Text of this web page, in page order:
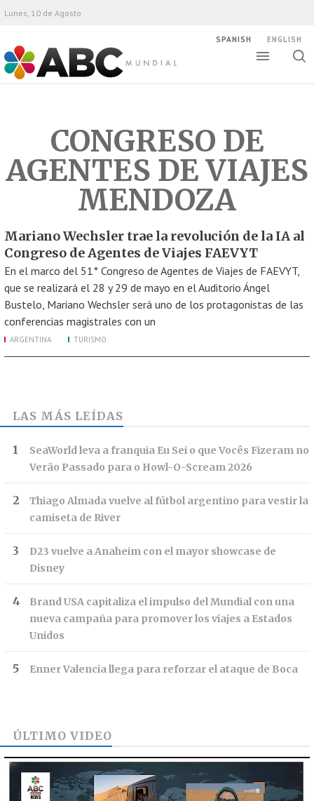
ABC Mundial
Lunes, 10 de Agosto
SPANISH ENGLISH
CONGRESO DE
AGENTES DE VIAJES
MENDOZA
Mariano Wechsler trae la revolución de la IA al
Congreso de Agentes de Viajes FAEVYT
En el marco del 51° Congreso de Agentes de Viajes de FAEVYT,
que se realizará el 28 y 29 de mayo en el Auditorio Ángel
Bustelo, Mariano Wechsler será uno de los protagonistas de las
conferencias magistrales con un
ARGENTINA TURISMO
LAS MÁS LEÍDAS
SeaWorld leva a franquia Eu Sei o que Vocês Fizeram no
Verão Passado para o Howl-O-Scream 2026
Thiago Almada vuelve al fútbol argentino para vestir la
camiseta de River
D23 vuelve a Anaheim con el mayor showcase de
Disney
Brand USA capitaliza el impulso del Mundial con una
nueva campaña para promover los viajes a Estados
Unidos
Enner Valencia llega para reforzar el ataque de Boca
ÚLTIMO VIDEO